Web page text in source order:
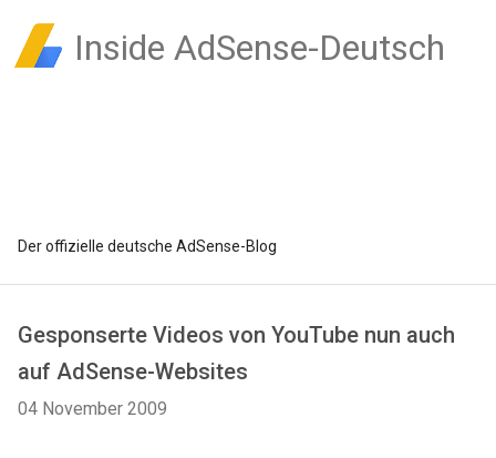
Inside AdSense-Deutsch
Der offizielle deutsche AdSense-Blog
Gesponserte Videos von YouTube nun auch
auf AdSense-Websites
04 November 2009